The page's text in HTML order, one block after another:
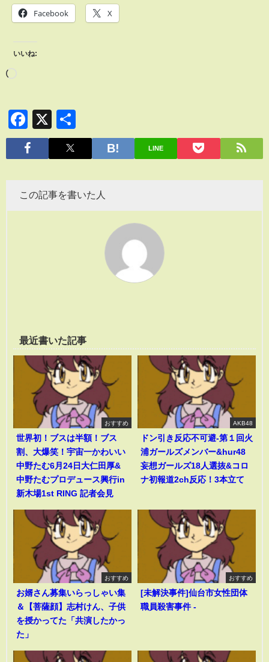
Facebook X
いいね:
Facebook
X
有
LINE
この記事を書いた人
最近書いた記事
おすすめ
世界初！ブスは半額！ブス
割、大爆笑！宇宙一かわいい
中野たむ6月24日大仁田厚&
中野たむプロデュース興行in
新木場1st RING 記者会見
AKB48
ドン引き反応不可避-第１回火
浦ガールズメンバー&hur48
妄想ガールズ18人選抜&コロ
ナ初報道2ch反応！3本立て
おすすめ
お婿さん募集いらっしゃい集
＆【菩薩顔】志村けん、子供
を授かってた「共演したかっ
た」
おすすめ
[未解決事件]仙台市女性団体
職員殺害事件 -